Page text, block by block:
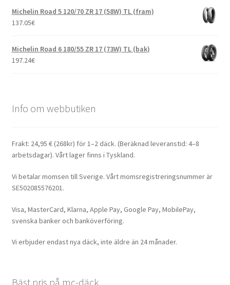
Michelin Road 5 120/70 ZR 17 (58W) TL (fram)
137.05€
Michelin Road 6 180/55 ZR 17 (73W) TL (bak)
197.24€
Info om webbutiken
Frakt: 24,95 € (268kr) för 1–2 däck. (Beräknad leveranstid: 4–8
arbetsdagar). Vårt lager finns i Tyskland.
Vi betalar momsen till Sverige. Vårt momsregistreringsnummer är
SE502085576201.
Visa, MasterCard, Klarna, Apple Pay, Google Pay, MobilePay,
svenska banker och banköverföring.
Vi erbjuder endast nya däck, inte äldre än 24 månader.
Bäst pris på mc-däck